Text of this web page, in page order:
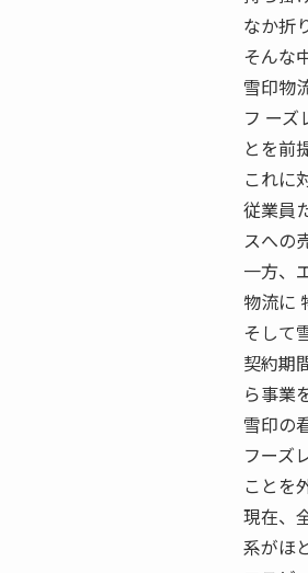
なか折
そんな
雪印物
フ ー
とを前
これに
従業員
スへの
一方、
物流に
そして
契約期
ら事業
雪印の
フーズ
ことを
現在、
系がほ